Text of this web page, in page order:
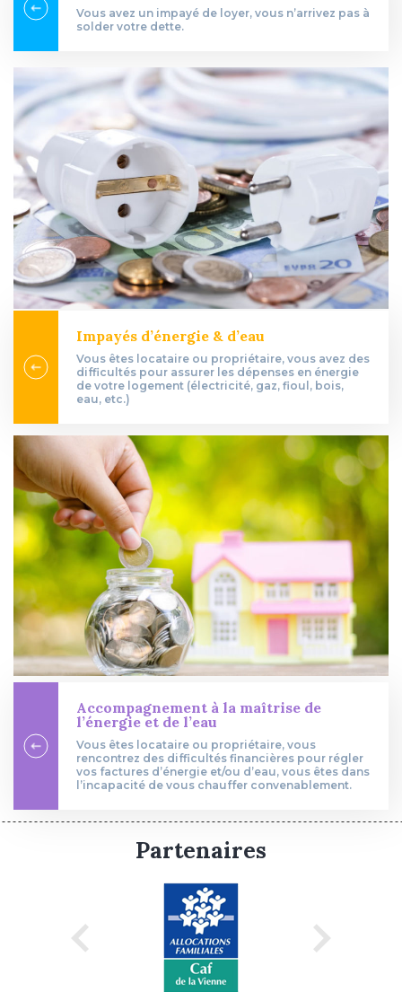
Vous avez un impayé de loyer, vous n’arrivez pas à
solder votre dette.
Impayés d’énergie & d’eau
Vous êtes locataire ou propriétaire, vous avez des
difficultés pour assurer les dépenses en énergie
de votre logement (électricité, gaz, fioul, bois,
eau, etc.)
Accompagnement à la maîtrise de
l’énergie et de l’eau
Vous êtes locataire ou propriétaire, vous
rencontrez des difficultés financières pour régler
vos factures d’énergie et/ou d’eau, vous êtes dans
l’incapacité de vous chauffer convenablement.
Partenaires